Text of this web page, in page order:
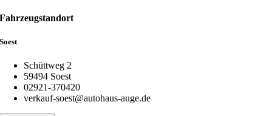
Fahrzeugstandort
Soest
Schüttweg 2
59494 Soest
02921-370420
verkauf-soest@autohaus-auge.de